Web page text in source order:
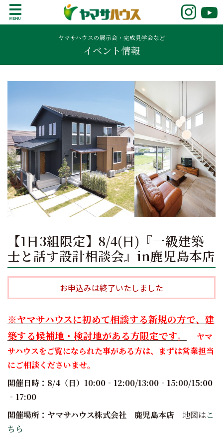
o
鹿児島で注文住宅ならヤマサハウス
新築の注文住宅や建売モデルハウスをお探し
の方はこちら。鹿児島県内で11年連続ナンバ
ーワンの実績を誇る、絆の家でおなじみの
ヤマサハウス。展示場情報や家づくりのこだ
ヤマサハウスの展示会・完成見学会など
イベント情報
【1日3組限定】8/4(日)『一級建築
士と話す設計相談会』in鹿児島本店
お申込みは終了いたしました
※ヤマサハウスに初めて相談する新規の方で、建
築する候補地・検討地がある方限定です。
ヤマ
サハウスをご覧になられた事がある方は、まずは営業担当
にご相談くださいませ。
開催日時：8/4（日）10:00‐12:00/13:00‐15:00/15:00
‐17:00
開催場所：ヤマサハウス株式会社 鹿児島本店 地図はこ
ちら